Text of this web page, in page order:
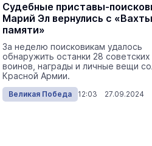
Судебные приставы-
Марий Эл вернулись с «Вахты
памяти»
За неделю поисковикам удалось
обнаружить останки 28 советских
воинов, награды и личные вещи
Красной Армии.
Великая Победа 12:03 27.09.2024